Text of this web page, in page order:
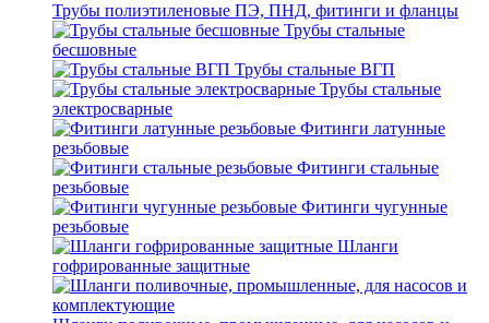
Трубы полиэтиленовые ПЭ, ПНД, фитинги и фланцы
Трубы стальные
бесшовные
Трубы стальные ВГП
Трубы стальные
электросварные
Фитинги латунные
резьбовые
Фитинги стальные
резьбовые
Фитинги чугунные
резьбовые
Шланги
гофрированные защитные